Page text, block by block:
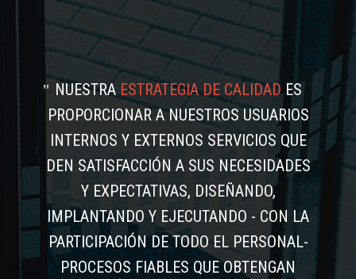
NUESTRAESTRATEGIA DE CALIDADES
PROPORCIONAR A NUESTROS USUARIOS
INTERNOS Y EXTERNOS SERVICIOS QUE
DEN SATISFACCIÓN A SUS NECESIDADES
Y EXPECTATIVAS, DISEÑANDO,
IMPLANTANDO Y EJECUTANDO - CON LA
PARTICIPACIÓN DE TODO EL PERSONAL-
PROCESOS FIABLES QUE OBTENGAN